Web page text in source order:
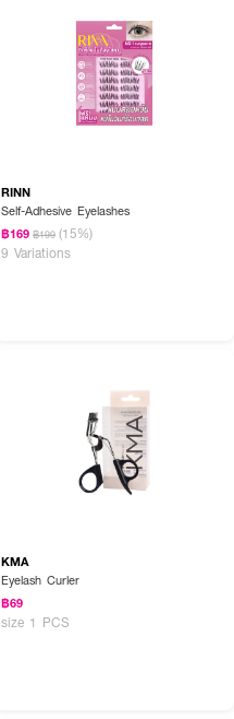
RINN
Self-Adhesive Eyelashes
฿169 ฿199 (15%)
9 Variations
KMA
Eyelash Curler
฿69
size 1 PCS